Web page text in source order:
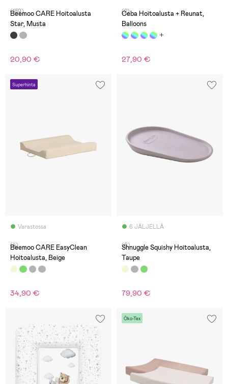
(189)
Beemoo CARE Hoitoalusta
Star, Musta
20,90 €
(2)
Ceba Hoitoalusta + Reunat,
Balloons
27,90 €
Superhinta
Varastossa
(4)
Beemoo CARE EasyClean
Hoitoalusta, Beige
34,90 €
6 JÄLJELLÄ
(6)
Shnuggle Squishy Hoitoalusta,
Taupe
79,90 €
Öko-Tex